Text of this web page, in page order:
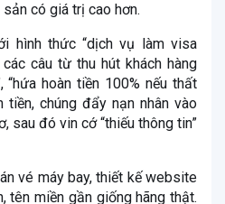
có giá trị cao hơn.
hình thức “dịch vụ làm visa
câu từ thu hút khách hàng
“hứa hoàn tiền 100% nếu thất
tiền, chúng đẩy nạn nhân vào
sau đó vin cớ “thiếu thông tin”
vé máy bay, thiết kế website
tên miền gần giống hãng thật.